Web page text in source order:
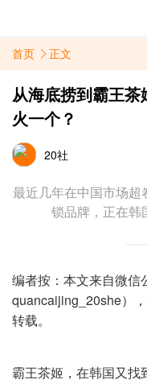
首页 正文
从海底捞到霸王
火一个？
20社
最近几年在中国市场
锁品牌，正在韩
编者按：本文来自微信
quancaijing_20she）
转载。
霸王茶姬，在韩国又找